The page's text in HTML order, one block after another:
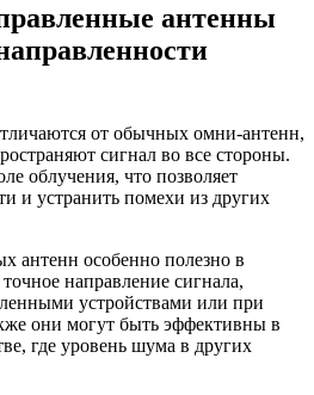
антенны
от обычных омни-антенн,
сигнал во все стороны.
облучения, что позволяет
и устранить помехи из других
антенн особенно полезно в
точное направление сигнала,
устройствами или при
они могут быть эффективны в
где уровень шума в других